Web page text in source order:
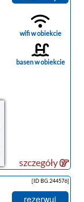
wifi w obiekcie
basen w obiekcie
szczegóły
[ID BG.244576]
rezerwuj